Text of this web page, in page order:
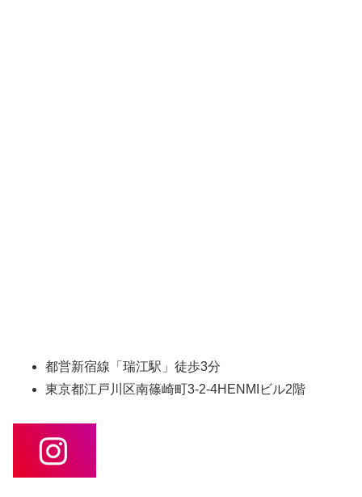
都営新宿線「瑞江駅」徒歩3分
東京都江戸川区南篠崎町3-2-4HENMIビル2階